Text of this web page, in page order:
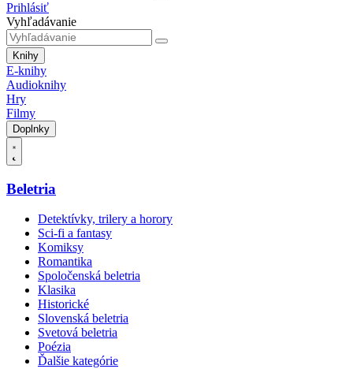
Prihlásiť
Vyhľadávanie
Knihy
E-knihy
Audioknihy
Hry
Filmy
Doplnky
Beletria
Detektívky, trilery a horory
Sci-fi a fantasy
Komiksy
Romantika
Spoločenská beletria
Klasika
Historické
Slovenská beletria
Svetová beletria
Poézia
Ďalšie kategórie